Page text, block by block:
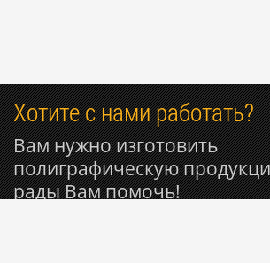
Хотите с нами работать?
Вам нужно изготовить
полиграфическую
рады Вам помочь!